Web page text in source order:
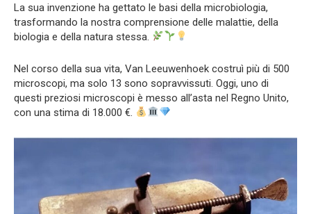
La sua invenzione ha gettato le basi della microbiologia,
trasformando la nostra comprensione delle malattie, della
biologia e della natura stessa.
Nel corso della sua vita, Van Leeuwenhoek costruì più di 500
microscopi, ma solo 13 sono sopravvissuti. Oggi, uno di
questi preziosi microscopi è messo all’asta nel Regno Unito,
con una stima di 18.000 €.